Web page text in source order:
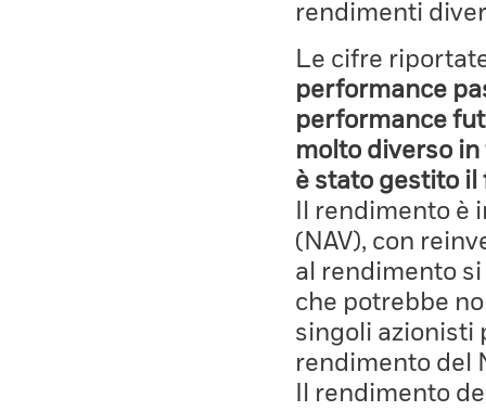
rendimenti
Le cifre
performance
performance
molto diverso
è stato gestito il
Il rendimento è
(NAV), con
al rendimento si
che potrebbe
singoli azionisti
rendimento del
Il rendimento